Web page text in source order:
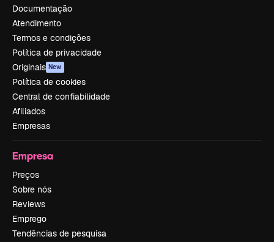
Documentação
Atendimento
Termos e condições
Política de privacidade
Originais New
Política de cookies
Central de confiabilidade
Afiliados
Empresas
Empresa
Preços
Sobre nós
Reviews
Emprego
Tendências de pesquisa